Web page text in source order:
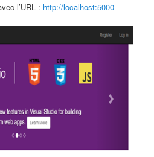
l’URL : http://localhost:5000